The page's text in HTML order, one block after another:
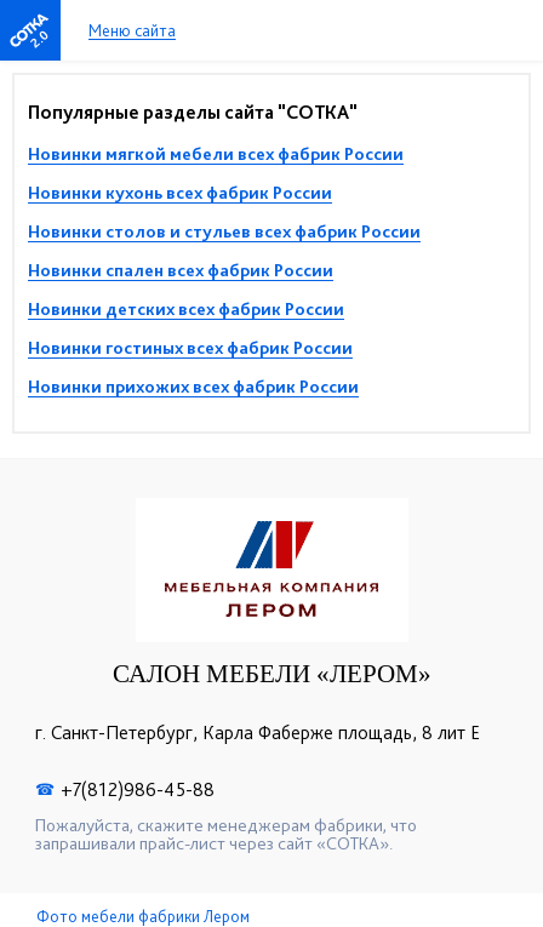
2.0 Меню сайта
Популярные разделы сайта "СОТКА"
Новинки мягкой мебели всех фабрик России
Новинки кухонь всех фабрик России
Новинки столов и стульев всех фабрик России
Новинки спален всех фабрик России
Новинки детских всех фабрик России
Новинки гостиных всех фабрик России
Новинки прихожих всех фабрик России
САЛОН МЕБЕЛИ «ЛЕРОМ»
г. Санкт-Петербург, Карла Фаберже площадь, 8 лит Е
☎ +7(812)986-45-88
Пожалуйста, скажите менеджерам фабрики, что
запрашивали прайс-лист через сайт «СОТКА».
Фото мебели фабрики Лером